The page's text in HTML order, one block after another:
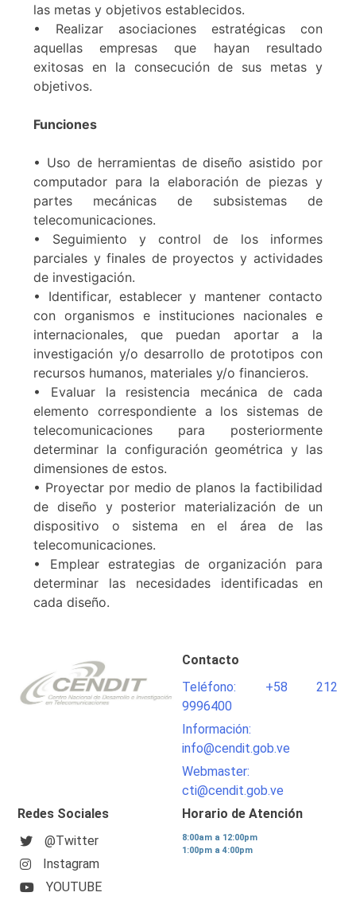
las metas y objetivos establecidos.
• Realizar asociaciones estratégicas con
aquellas empresas que hayan resultado
exitosas en la consecución de sus metas y
objetivos.
Funciones
• Uso de herramientas de diseño asistido por
computador para la elaboración de piezas y
partes mecánicas de subsistemas de
telecomunicaciones.
• Seguimiento y control de los informes
parciales y finales de proyectos y actividades
de investigación.
• Identificar, establecer y mantener contacto
con organismos e instituciones nacionales e
internacionales, que puedan aportar a la
investigación y/o desarrollo de prototipos con
recursos humanos, materiales y/o financieros.
• Evaluar la resistencia mecánica de cada
elemento correspondiente a los sistemas de
telecomunicaciones para posteriormente
determinar la configuración geométrica y las
dimensiones de estos.
• Proyectar por medio de planos la factibilidad
de diseño y posterior materialización de un
dispositivo o sistema en el área de las
telecomunicaciones.
• Emplear estrategias de organización para
determinar las necesidades identificadas en
cada diseño.
Contacto
Teléfono: +58 212
9996400
Información:
info@cendit.gob.ve
Webmaster:
cti@cendit.gob.ve
Redes Sociales
@Twitter
Instagram
YOUTUBE
Horario de Atención
8:00am a 12:00pm
1:00pm a 4:00pm